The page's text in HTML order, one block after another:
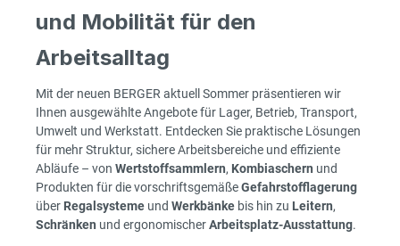
und Mobilität für den
Arbeitsalltag
Mit der neuen BERGER aktuell Sommer präsentieren wir
Ihnen ausgewählte Angebote für Lager, Betrieb, Transport,
Umwelt und Werkstatt. Entdecken Sie praktische Lösungen
für mehr Struktur, sichere Arbeitsbereiche und effiziente
Abläufe – von Wertstoffsammlern, Kombiaschern und
Produkten für die vorschriftsgemäßeGefahrstofflagerung
über Regalsysteme und Werkbänke bis hin zu Leitern,
Schränken und ergonomischerArbeitsplatz-Ausstattung.